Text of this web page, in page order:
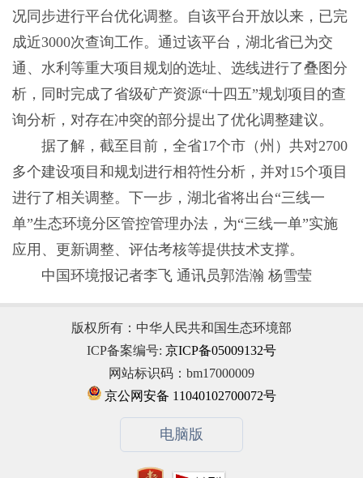
况同步进行平台优化调整。自该平台开放以来，已完
成近3000次查询工作。通过该平台，湖北省已为交
通、水利等重大项目规划的选址、选线进行了叠图分
析，同时完成了省级矿产资源“十四五”规划项目的查
询分析，对存在冲突的部分提出了优化调整建议。
据了解，截至目前，全省17个市（州）共对2700
多个建设项目和规划进行相符性分析，并对15个项目
进行了相关调整。下一步，湖北省将出台“三线一
单”生态环境分区管控管理办法，为“三线一单”实施
应用、更新调整、评估考核等提供技术支撑。
中国环境报记者李飞 通讯员郭浩瀚 杨雪莹
版权所有：中华人民共和国生态环境部
ICP备案编号: 京ICP备05009132号
网站标识码：bm17000009
京公网安备 11040102700072号
电脑版